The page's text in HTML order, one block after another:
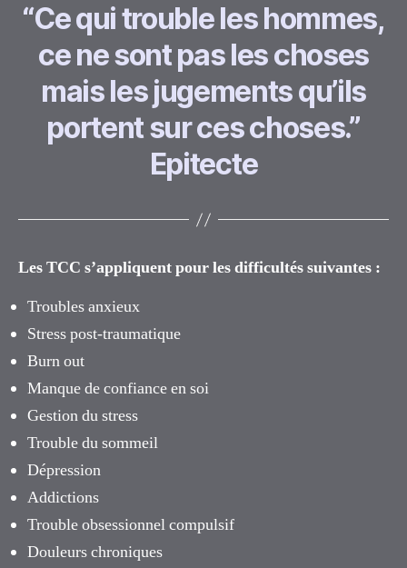
“Ce qui trouble les hommes,
ce ne sont pas les choses
mais les jugements qu’ils
portent sur ces choses.”
Epitecte
Les TCC s’appliquent pour les difficultés suivantes :
Troubles anxieux
Stress post-traumatique
Burn out
Manque de confiance en soi
Gestion du stress
Trouble du sommeil
Dépression
Addictions
Trouble obsessionnel compulsif
Douleurs chroniques